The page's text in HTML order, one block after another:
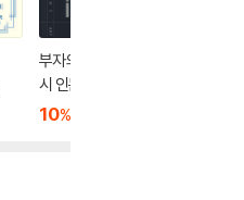
부자의 서재에는 반드
시 인문학 책이 놓여 있
다
10%